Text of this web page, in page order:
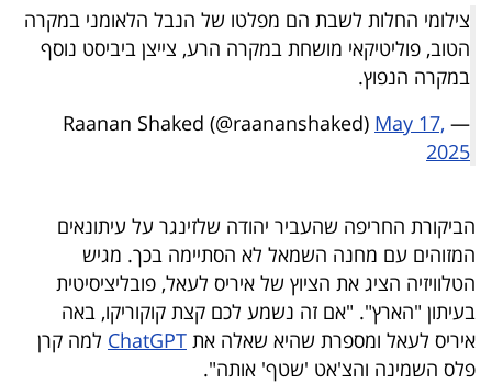
באייס
עקבו
צילומי החלות לשבת הם מפלטו של הנבל הלאומני במקרה
הטוב, פוליטיקאי מושחת במקרה הרע, צייצן ביביסט נוסף
במקרה הנפוץ.
— Raanan Shaked (@raananshaked)
May 17,
2025
הביקורת החריפה שהעביר יהודה שלזינגר על עיתונאים
המזוהים עם מחנה השמאל לא הסתיימה בכך. מגיש
הטלוויזיה הציג את הציוץ של איריס לעאל, פובליציסיטית
בעיתון "הארץ". "אם זה נשמע לכם קצת קוקוריקו, באה
איריס לעאל ומספרת שהיא שאלה את ChatGPT למה קרן
פלס השמינה והצ'אט 'שטף' אותה".